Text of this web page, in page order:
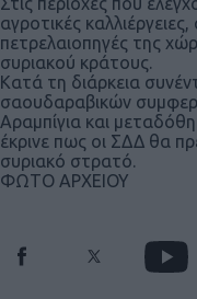
αγροτικές
πετρελαιοπηγές της
συριακού κράτους.
Κατά τη διάρκεια
σαουδαραβικών
Αραμπίγια και
έκρινε πως οι ΣΔΔ θα
συριακό στρατό.
ΦΩΤΟ ΑΡΧΕΙΟΥ